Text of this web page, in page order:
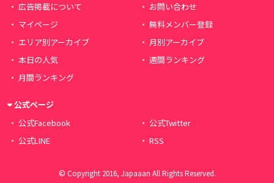
広告掲載について
お問い合わせ
マイページ
無料メンバー登録
エリア別アーカイブ
月別アーカイブ
本日の人気
週間ランキング
月間ランキング
公式ページ
公式Facebook
公式Twitter
公式LINE
RSS
© Copyright 2016, Japaaan All Rights Reserved.